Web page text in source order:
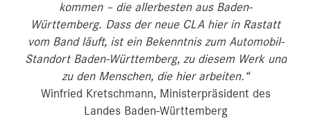
kommen – die allerbesten aus Baden-
Württemberg. Dass der neue CLA hier in Rastatt
vom Band läuft, ist ein Bekenntnis zum Automobil-
Standort Baden-Württemberg, zu diesem Werk und
zu den Menschen, die hier arbeiten.“
Winfried Kretschmann, Ministerpräsident des
Landes Baden-Württemberg